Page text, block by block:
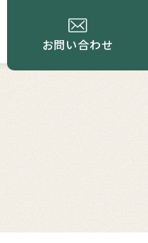
お問い合わせ